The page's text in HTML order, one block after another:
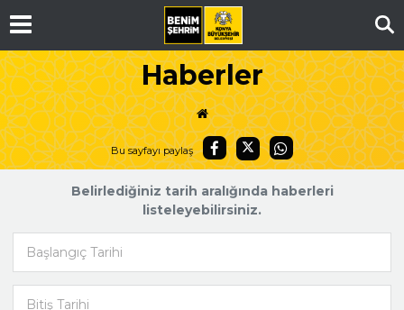
Haberler
Bu sayfayı paylaş
Belirlediğiniz tarih aralığında haberleri
listeleyebilirsiniz.